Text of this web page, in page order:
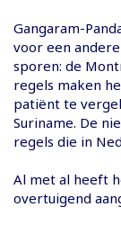
Gangaram-
voor een
sporen: de
regels maken
patiënt te
Suriname. De
regels die in
Al met al heeft
overtuigend